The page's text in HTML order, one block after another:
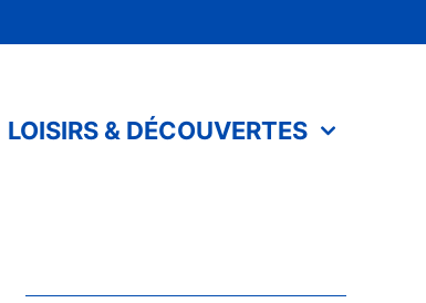
LOISIRS & DÉCOUVERTES